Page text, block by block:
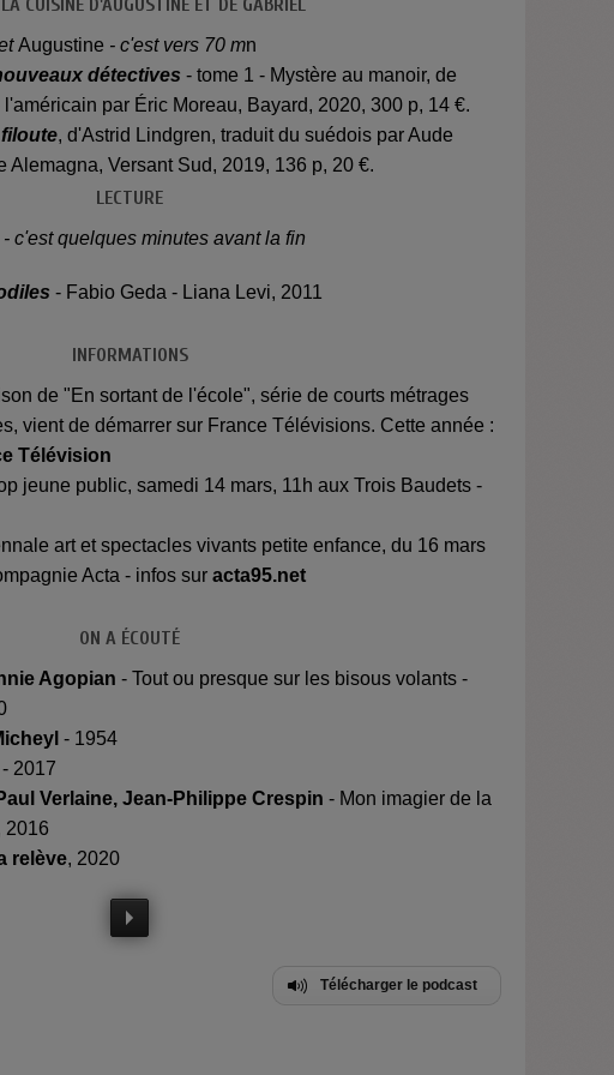
CUISINE D'AUGUSTINE ET DE GABRIEL
Augustine - c'est vers 70 mn
détectives - tome 1 - Mystère au manoir, de
par Éric Moreau, Bayard, 2020, 300 p, 14 €.
, d'Astrid Lindgren, traduit du suédois par Aude
Alemagna, Versant Sud, 2019, 136 p, 20 €.
LECTURE
- c'est quelques minutes avant la fin
- Fabio Geda - Liana Levi, 2011
INFORMATIONS
de "En sortant de l'école", série de courts métrages
vient de démarrer sur France Télévisions. Cette année :
Télévision
jeune public, samedi 14 mars, 11h aux Trois Baudets -
art et spectacles vivants petite enfance, du 16 mars
Acta - infos sur acta95.net
ON A ÉCOUTÉ
Agopian - Tout ou presque sur les bisous volants -
- 1954
- 2017
Verlaine, Jean-Philippe Crespin - Mon imagier de la
2016
relève, 2020
Télécharger le podcast